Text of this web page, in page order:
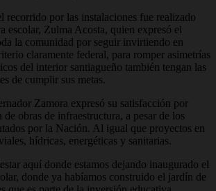
recorrido por las instalaciones fue realizado
escolar, Zulma Acosta, quien expresó el
la comunidad por seguir invirtiendo en
claramente federal, para romper asimetrías
del interior santiagueño también tengan las
de cumplir sus metas.
Zamora expresó su satisfacción por
obras de infraestructura, a pesar de los
por la Nación. Al igual que proyectos en
hídricas, energéticas y sanitarias.
aquí donde estamos dejando inaugurado el
donde ya habíamos construido el jardín de